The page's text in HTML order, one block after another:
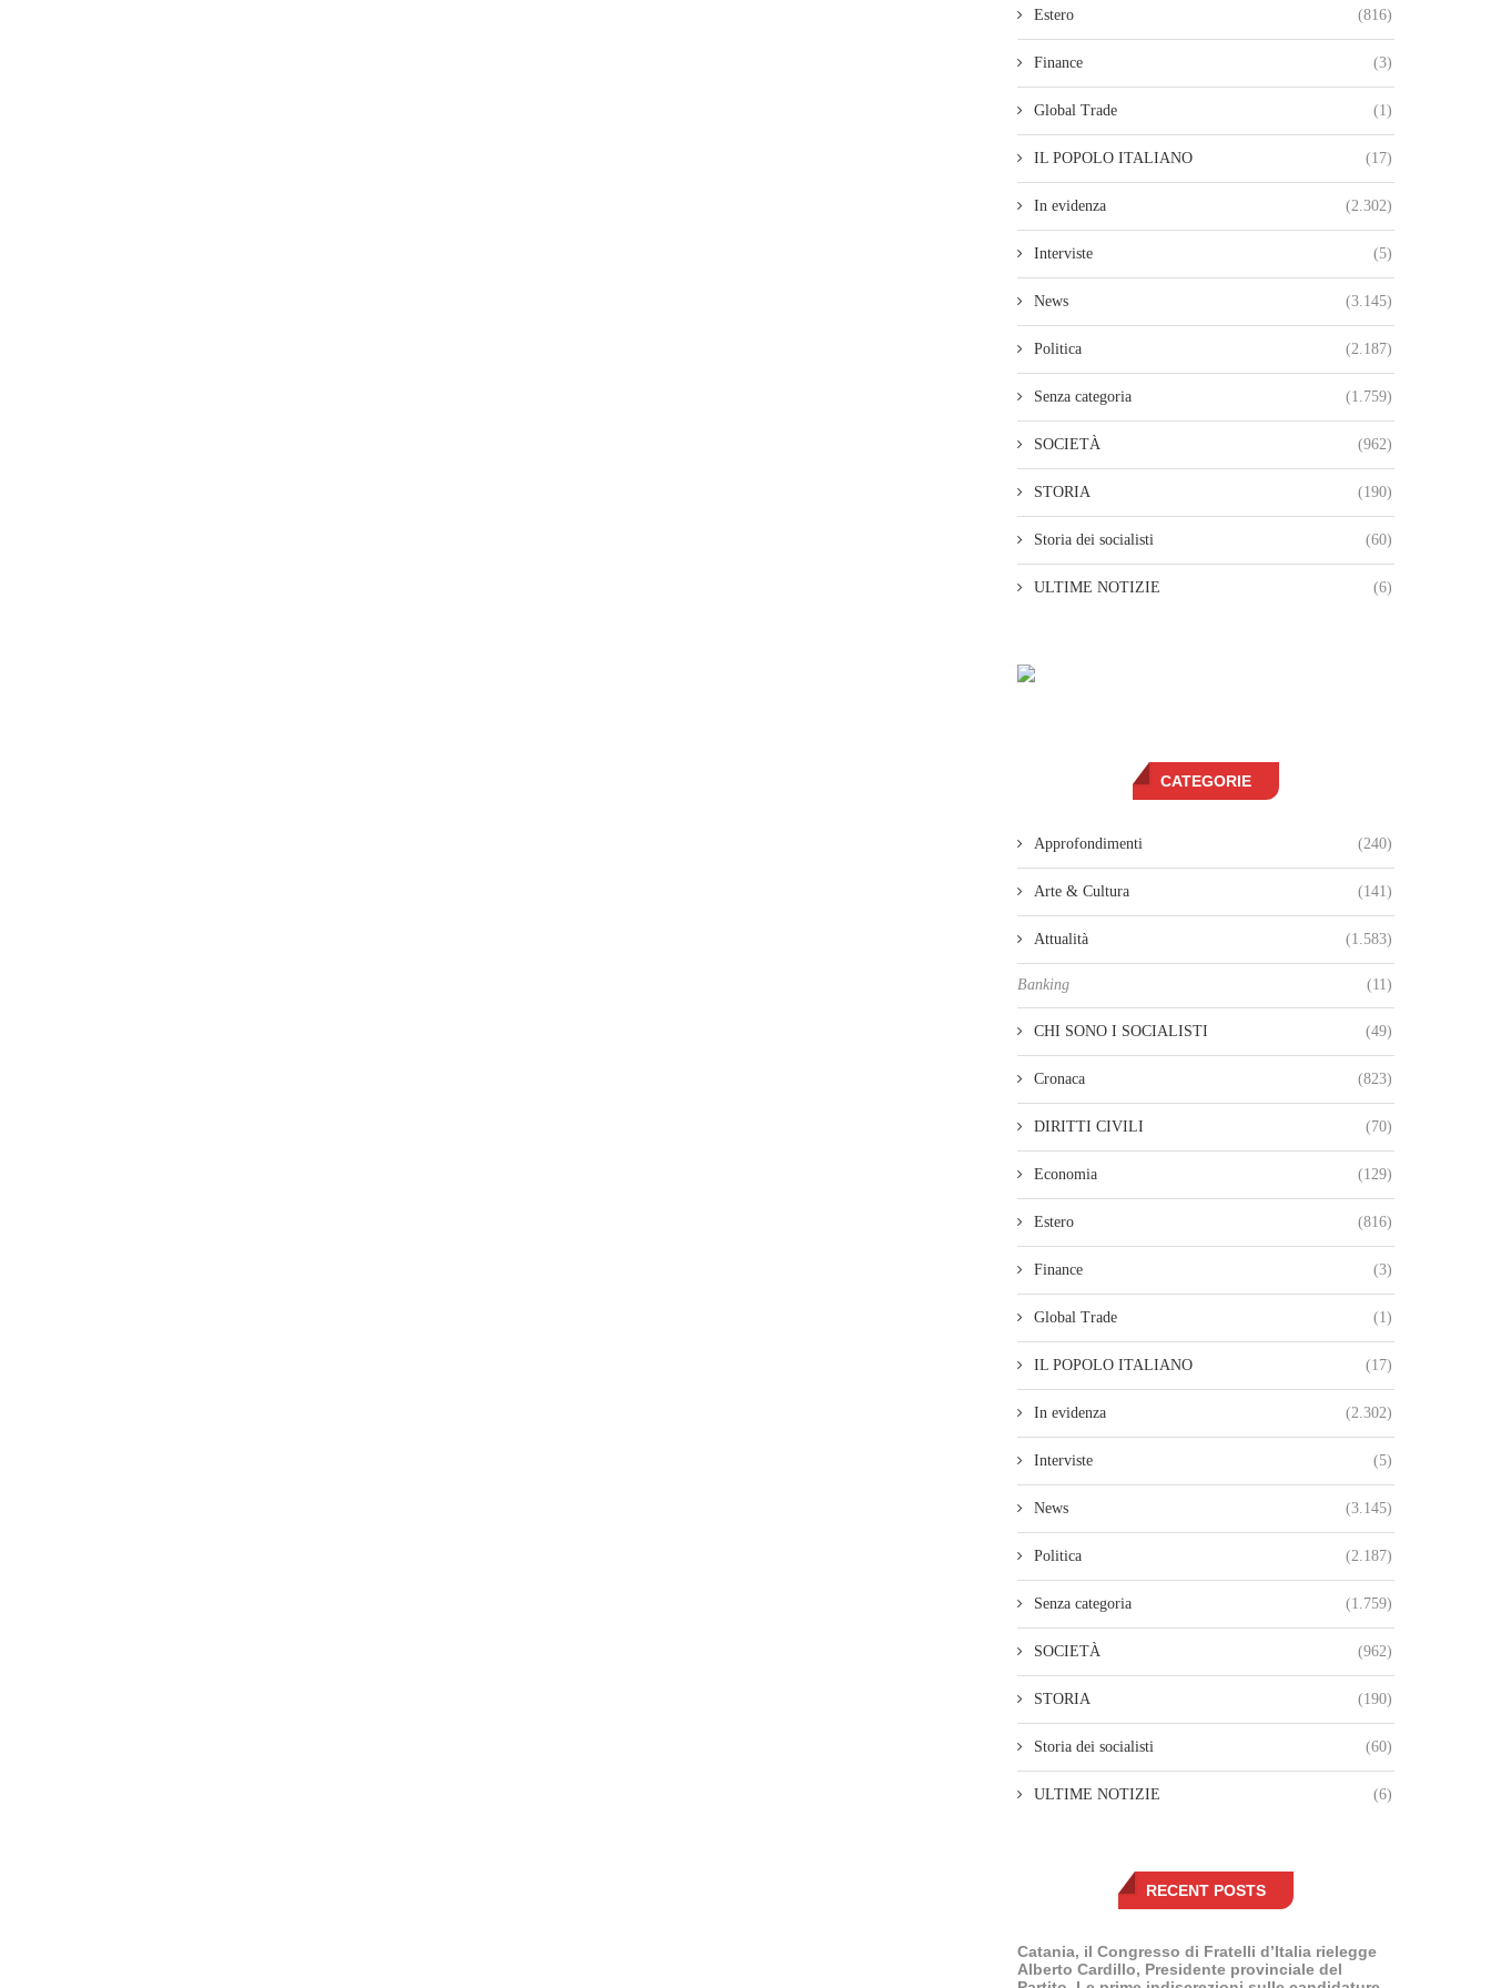
Estero (816)
Finance (3)
Global Trade (1)
IL POPOLO ITALIANO (17)
In evidenza (2.302)
Interviste (5)
News (3.145)
Politica (2.187)
Senza categoria (1.759)
SOCIETÀ (962)
STORIA (190)
Storia dei socialisti (60)
ULTIME NOTIZIE (6)
CATEGORIE
Approfondimenti (240)
Arte & Cultura (141)
Attualità (1.583)
Banking (11)
CHI SONO I SOCIALISTI (49)
Cronaca (823)
DIRITTI CIVILI (70)
Economia (129)
Estero (816)
Finance (3)
Global Trade (1)
IL POPOLO ITALIANO (17)
In evidenza (2.302)
Interviste (5)
News (3.145)
Politica (2.187)
Senza categoria (1.759)
SOCIETÀ (962)
STORIA (190)
Storia dei socialisti (60)
ULTIME NOTIZIE (6)
RECENT POSTS
Catania, il Congresso di Fratelli d’Italia rielegge
Alberto Cardillo, Presidente provinciale del